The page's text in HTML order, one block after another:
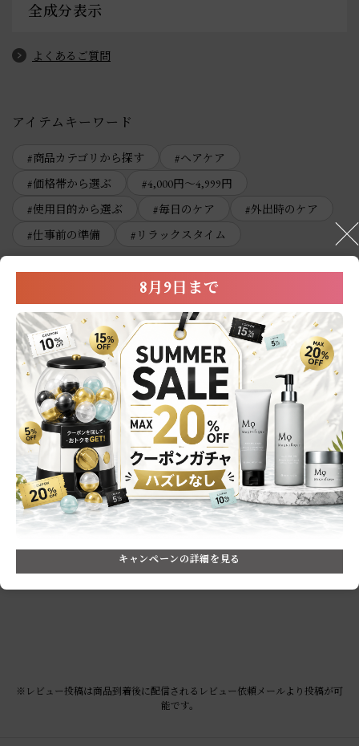
全成分表示
よくあるご質問
アイテムキーワード
商品カテゴリから探す
ヘアケア
価格帯から選ぶ
4,000円～4,999円
使用目的から選ぶ
毎日のケア
外出時のケア
仕事前の準備
リラックスタイム
User’s Review
お客様の声
0.0 レビュー件数：0
5
(0)
★4
(0)
★ 3
(0)
★2
(0)
レビューはありません。
※レビュー投稿は商品到着後に配信されるレビュー依頼メールより投稿が可
能です。
8月9日まで
キャンペーンの詳細を見る